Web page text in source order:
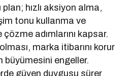
hızlı aksiyon alma,
tonu kullanma ve
adımlarını kapsar.
marka itibarını korur
büyümesini engeller.
güven duygusu sürer